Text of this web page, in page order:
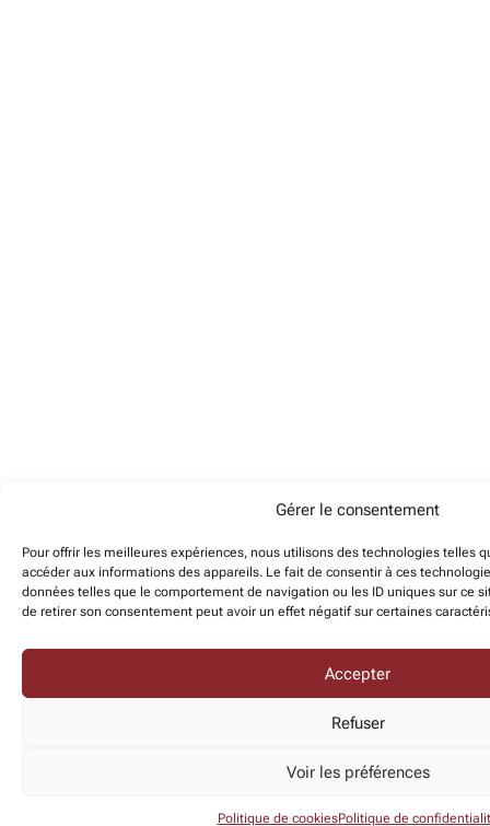
Gérer le consentement
Pour offrir les meilleures expériences, nous utilisons des technologies telles
accéder aux informations des appareils. Le fait de consentir à ces
données telles que le comportement de navigation ou les ID uniques sur ce
de retirer son consentement peut avoir un effet négatif sur certaines
Accepter
Refuser
Voir les préférences
Politique de cookiesPolitique de